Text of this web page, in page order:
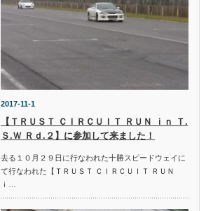
2017-11-1
【ＴＲＵＳＴ ＣＩＲＣＵＩＴ ＲＵＮ ｉｎ Ｔ.
Ｓ.Ｗ Ｒｄ.２】に参加して来ました！
去る１０月２９日に行なわれた十勝スピードウェイに
て行なわれた【ＴＲＵＳＴ ＣＩＲＣＵＩＴ ＲＵＮ
ｉ…